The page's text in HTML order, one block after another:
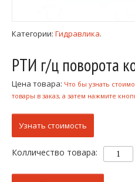
Категории: Гидравлика.
РТИ г/ц поворота
Цена товара: Что бы узнать
товары в заказ, а затем нажмите
Узнать стоимость
Колличество товара: